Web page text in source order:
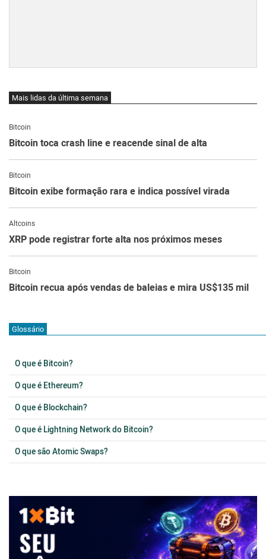
Mais lidas da última semana
Bitcoin
Bitcoin toca crash line e reacende sinal de alta
Bitcoin
Bitcoin exibe formação rara e indica possível virada
Altcoins
XRP pode registrar forte alta nos próximos meses
Bitcoin
Bitcoin recua após vendas de baleias e mira US$135 mil
Glossário
O que é Bitcoin?
O que é Ethereum?
O que é Blockchain?
O que é Lightning Network do Bitcoin?
O que são Atomic Swaps?